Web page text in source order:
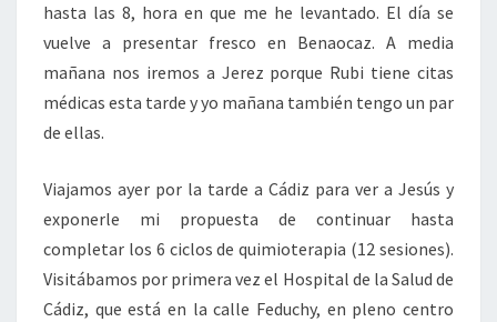
hasta las 8, hora en que me he levantado. El día se
vuelve a presentar fresco en Benaocaz. A media
mañana nos iremos a Jerez porque Rubi tiene citas
médicas esta tarde y yo mañana también tengo un par
de ellas.
Viajamos ayer por la tarde a Cádiz para ver a Jesús y
exponerle mi propuesta de continuar hasta
completar los 6 ciclos de quimioterapia (12 sesiones).
Visitábamos por primera vez el Hospital de la Salud de
Cádiz, que está en la calle Feduchy, en pleno centro